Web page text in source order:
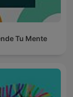
Tu Mente